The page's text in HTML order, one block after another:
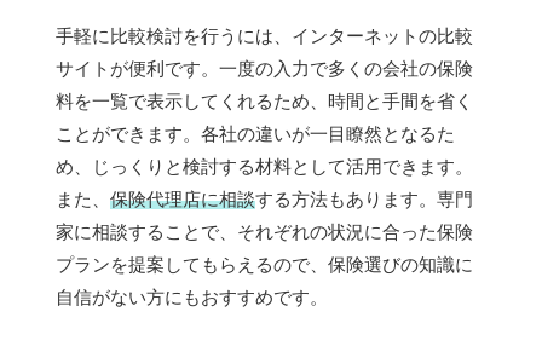
手軽に比較検討を行うには、インターネットの比較
サイトが便利です。一度の入力で多くの会社の保険
料を一覧で表示してくれるため、時間と手間を省く
ことができます。各社の違いが一目瞭然となるた
め、じっくりと検討する材料として活用できます。
また、 保険代理店に相談する方法もあります。専門
家に相談することで、それぞれの状況に合った保険
プランを提案してもらえるので、保険選びの知識に
自信がない方にもおすすめです。